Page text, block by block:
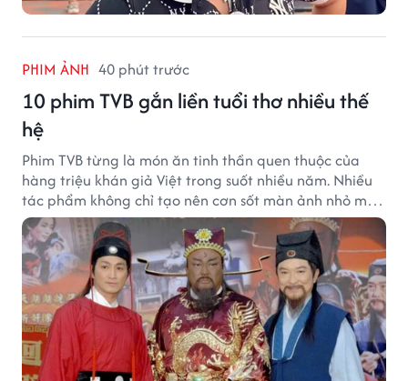
PHIM ẢNH 40 phút trước
10 phim TVB gắn liền tuổi thơ nhiều thế
hệ
Phim TVB từng là món ăn tinh thần quen thuộc của
hàng triệu khán giả Việt trong suốt nhiều năm. Nhiều
tác phẩm không chỉ tạo nên cơn sốt màn ảnh nhỏ mà
còn trở thành ký ức khó quên của cả một thế hệ.